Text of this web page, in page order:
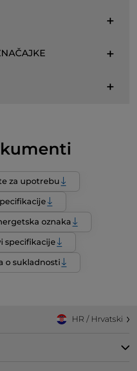
za upotrebu
oznaka
specifikacije
o sukladnosti
HR / Hrvatski